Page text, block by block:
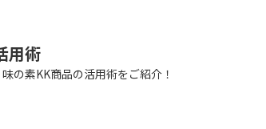
用術
の素KK商品の活用術をご紹介！